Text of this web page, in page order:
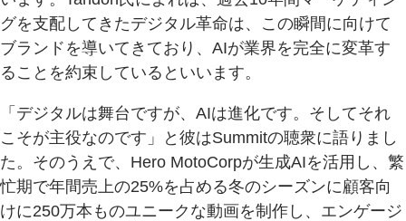
グを支配してきたデジタル革命は、この瞬間に向けて
ブランドを導いてきており、AIが業界を完全に変革す
ることを約束しているといいます。
「デジタルは舞台ですが、AIは進化です。そしてそれ
こそが主役なのです」と彼はSummitの聴衆に語りまし
た。そのうえで、Hero MotoCorpが生成AIを活用し、繁
忙期で年間売上の25%を占める冬のシーズンに顧客向
けに250万本ものユニークな動画を制作し、エンゲージ